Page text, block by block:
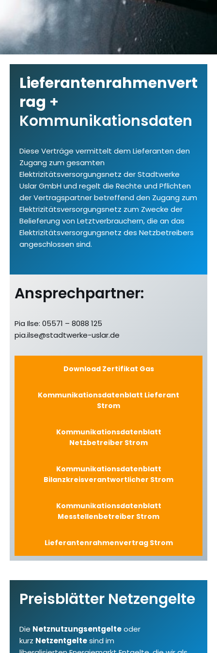
Lieferantenrahmenvert
rag +
Kommunikationsdaten
Diese Verträge vermittelt dem Lieferanten den
Zugang zum gesamten
Elektrizitätsversorgungsnetz der Stadtwerke
Uslar GmbH und regelt die Rechte und Pflichten
der Vertragspartner betreffend den Zugang zum
Elektrizitätsversorgungsnetz zum Zwecke der
Belieferung von Letztverbrauchern, die an das
Elektrizitätsversorgungsnetz des Netzbetreibers
angeschlossen sind.
Ansprechpartner:
Pia Ilse: 05571 – 8088 125
pia.ilse@stadtwerke-uslar.de
Download Zertifikat Gas
Kommunikationsdatenblatt Lieferant
Strom
Kommunikationsdatenblatt
Netzbetreiber Strom
Kommunikationsdatenblatt
Bilanzkreisverantwortlicher Strom
Kommunikationsdatenblatt
Messtellenbetreiber Strom
Lieferantenrahmenvertrag Strom
Preisblätter Netzengelte
Die Netznutzungsentgelteoder
kurz Netzentgeltesind im